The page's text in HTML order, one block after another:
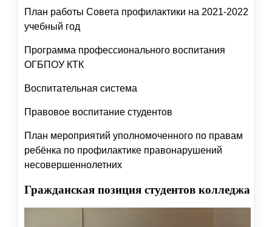
План работы Совета профилактики на 2021-2022
учебный год
Программа профессионального воспитания
ОГБПОУ КТК
Воспитательная система
Правовое воспитание студентов
План мероприятий уполномоченного по правам
ребёнка по профилактике правонарушений
несовершеннолетних
Гражданская позиция студентов колледжа